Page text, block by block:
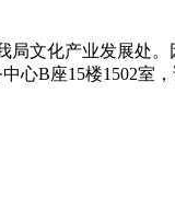
文化产业发展处
B座15楼1502室